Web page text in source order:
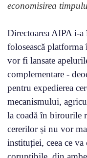
economisirea
Directoarea AIPA i-
folosească
vor fi lansate
complementare -
pentru expedierea
mecanismului,
la coadă în birourile
cererilor și nu vor
instituției, ceea ce